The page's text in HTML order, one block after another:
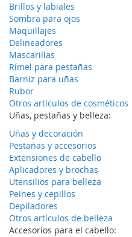
Brillos y labiales
Sombra para ojos
Maquillajes
Delineadores
Mascarillas
Rímel para pestañas
Barniz para uñas
Rubor
Otros artículos de cosméticos
Uñas, pestañas y belleza:
Uñas y decoración
Pestañas y accesorios
Extensiones de cabello
Aplicadores y brochas
Utensilios para belleza
Peines y cepillos
Depiladores
Otros artículos de belleza
Accesorios para el cabello: